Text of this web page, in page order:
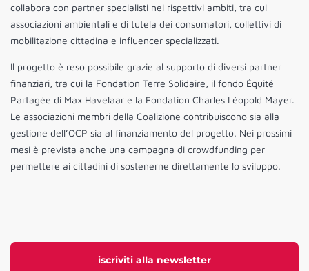
iscriviti alla newsletter
collabora con partner specialisti nei rispettivi ambiti, tra cui
associazioni ambientali e di tutela dei consumatori, collettivi di
mobilitazione cittadina e influencer specializzati.
Il progetto è reso possibile grazie al supporto di diversi partner
finanziari, tra cui la Fondation Terre Solidaire, il fondo Équité
Partagée di Max Havelaar e la Fondation Charles Léopold Mayer.
Le associazioni membri della Coalizione contribuiscono sia alla
gestione dell’OCP sia al finanziamento del progetto. Nei prossimi
mesi è prevista anche una campagna di crowdfunding per
permettere ai cittadini di sostenerne direttamente lo sviluppo.